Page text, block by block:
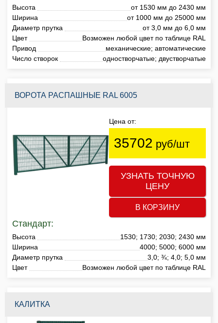
Высота
от 1530 мм до 2430 мм
Ширина
от 1000 мм до 25000 мм
Диаметр прутка
от 3,0 мм до 6,0 мм
Цвет
Возможен любой цвет по таблице RAL
Привод
механические; автоматические
Число створок
одностворчатые; двустворчатые
ВОРОТА РАСПАШНЫЕ RAL 6005
Цена от:
35702 руб/шт
УЗНАТЬ ТОЧНУЮ
ЦЕНУ
В КОРЗИНУ
Стандарт:
Высота
1530; 1730; 2030; 2430 мм
Ширина
4000; 5000; 6000 мм
Диаметр прутка
3,0; ¾; 4,0; 5,0 мм
Цвет
Возможен любой цвет по таблице RAL
КАЛИТКА